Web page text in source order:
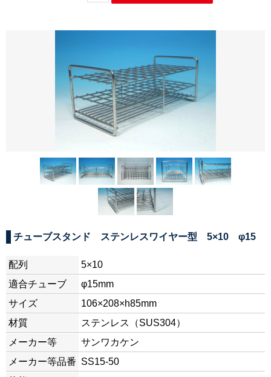
チューブスタンド ステンレスワイヤー型 5×10 φ15
配列
5×10
適合チューブ
φ15mm
サイズ
106×208×h85mm
材質
ステンレス（SUS304）
メーカー等
サンワカケン
メーカー等品番 SS15-50